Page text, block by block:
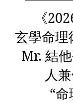
《
玄學命理
Mr. 結
人
“